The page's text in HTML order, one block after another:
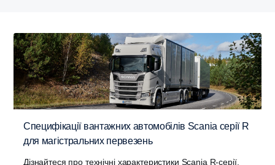
Специфікації вантажних автомобілів Scania серії R
для магістральних первезень
Дізнайтеся про технічні характеристики Scania R-серії,